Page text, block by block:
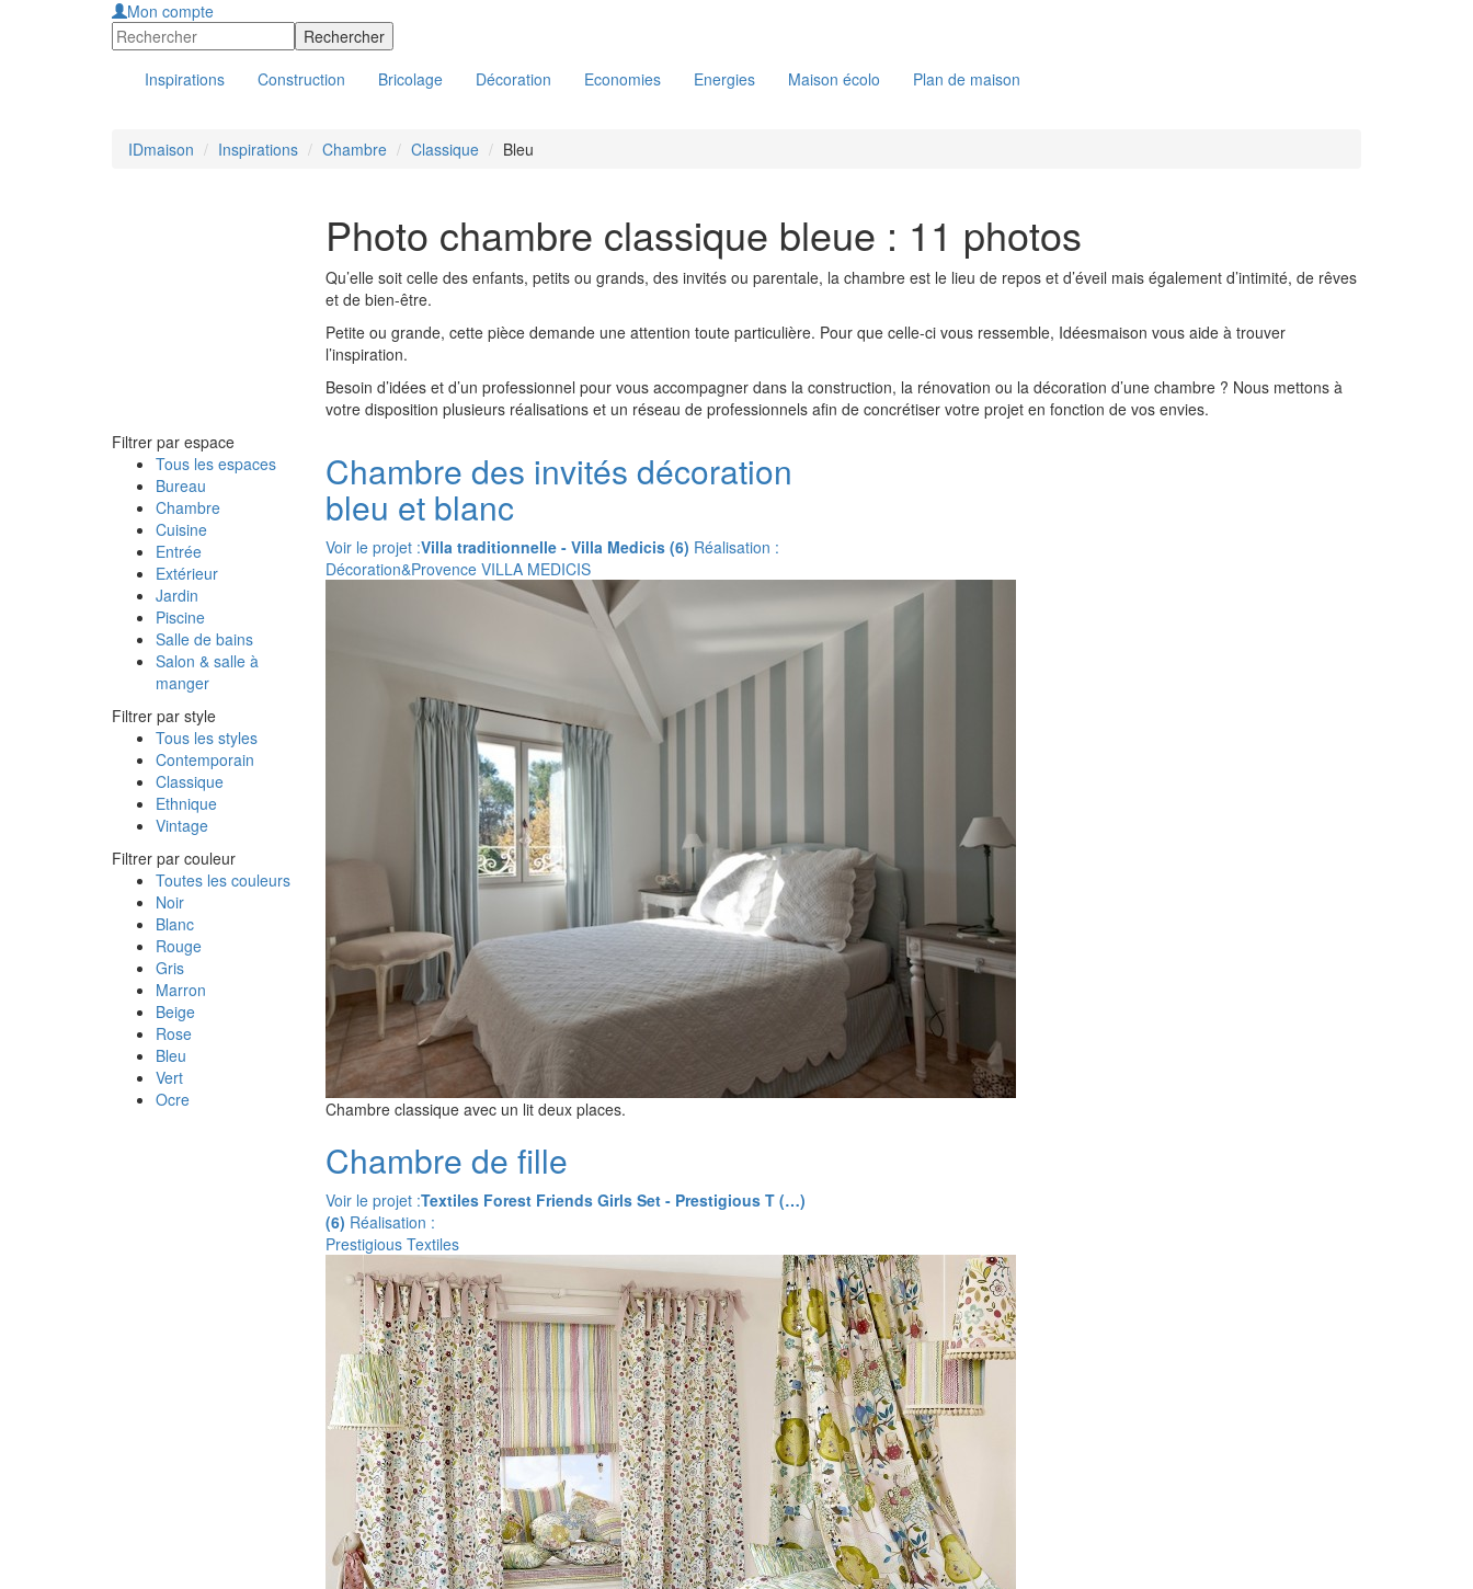
Mon compte
Inspirations Construction Bricolage Décoration Economies Energies Maison écolo Plan de maison
IDmaison Inspirations Chambre Classique Bleu
Photo chambre classique bleue : 11 photos
Qu’elle soit celle des enfants, petits ou grands, des invités ou parentale, la chambre est le lieu de repos et d’éveil mais également d’intimité, de rêves
et de bien-être.
Petite ou grande, cette pièce demande une attention toute particulière. Pour que celle-ci vous ressemble, Idéesmaison vous aide à trouver
l’inspiration.
Besoin d’idées et d’un professionnel pour vous accompagner dans la construction, la rénovation ou la décoration d’une chambre ? Nous mettons à
votre disposition plusieurs réalisations et un réseau de professionnels afin de concrétiser votre projet en fonction de vos envies.
Filtrer par espace
Tous les espaces
Bureau
Chambre
Cuisine
Entrée
Extérieur
Jardin
Piscine
Salle de bains
Salon & salle à
manger
Filtrer par style
Tous les styles
Contemporain
Classique
Ethnique
Vintage
Filtrer par couleur
Toutes les couleurs
Noir
Blanc
Rouge
Gris
Marron
Beige
Rose
Bleu
Vert
Ocre
Chambre des invités décoration
bleu et blanc
Voir le projet :Villa traditionnelle - Villa Medicis (6) Réalisation :
Décoration&Provence VILLA MEDICIS
Chambre classique avec un lit deux places.
Chambre de fille
Voir le projet :Textiles Forest Friends Girls Set - Prestigious T (…)
(6) Réalisation :
Prestigious Textiles